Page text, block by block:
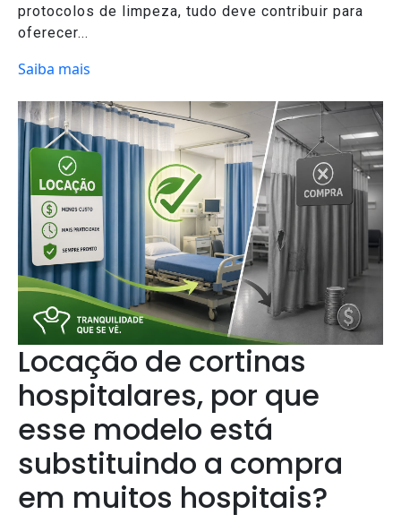
protocolos de limpeza, tudo deve contribuir para
oferecer...
Saiba mais
Locação de cortinas
hospitalares, por que
esse modelo está
substituindo a compra
em muitos hospitais?